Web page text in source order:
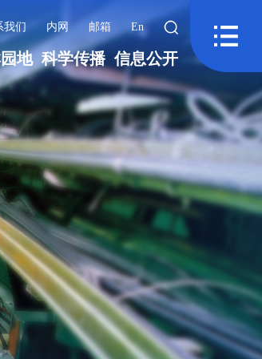
我们 内网 邮箱 En
地 科学传播 信息公开